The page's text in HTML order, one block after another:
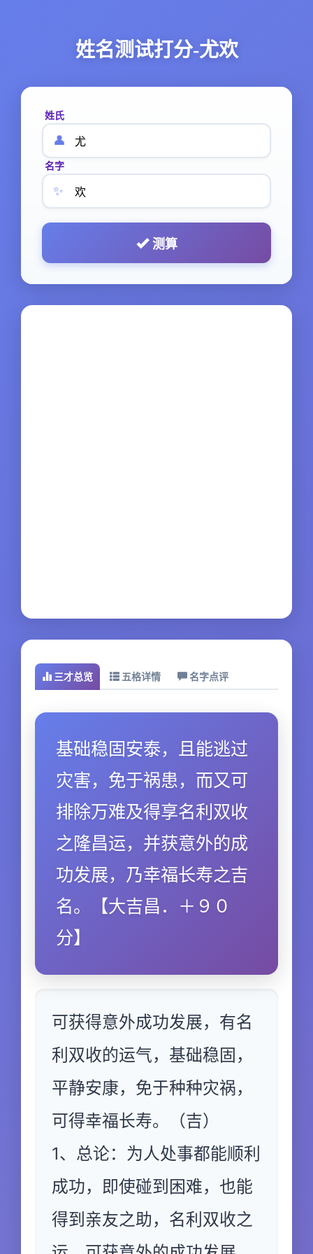
姓名测试打分-尤欢
姓氏
👤
名字
✨
测算
三才总览 五格详情 名字点评
基础稳固安泰，且能逃过
灾害，免于祸患，而又可
排除万难及得享名利双收
之隆昌运，并获意外的成
功发展，乃幸福长寿之吉
名。【大吉昌．＋９０
分】
可获得意外成功发展，有名
利双收的运气，基础稳固，
平静安康，免于种种灾祸，
可得幸福长寿。（吉）
1、总论：为人处事都能顺利
成功，即使碰到困难，也能
得到亲友之助，名利双收之